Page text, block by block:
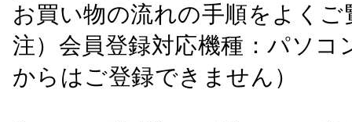
お買い物の流れの手順をよくご
注）会員登録対応機種：パソ
からはご登録できません）